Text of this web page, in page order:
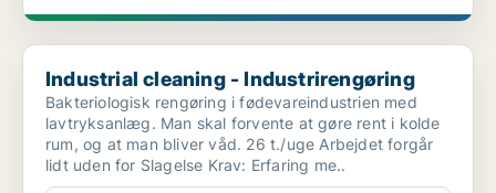
Industrial cleaning - Industrirengøring
Industrial cleaning - Industrirengøring
Bakteriologisk rengøring i fødevareindustrien med
lavtryksanlæg. Man skal forvente at gøre rent i kolde
rum, og at man bliver våd. 26 t./uge Arbejdet forgår
lidt uden for Slagelse Krav: Erfaring me..